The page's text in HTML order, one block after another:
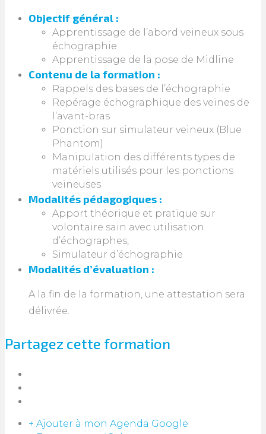
Objectif général :
Apprentissage de l’abord veineux sous
échographie
Apprentissage de la pose de Midline
Contenu de la formation :
Rappels des bases de l’échographie
Repérage échographique des veines de
l’avant-bras
Ponction sur simulateur veineux (Blue
Phantom)
Manipulation des différents types de
matériels utilisés pour les ponctions
veineuses
Modalités pédagogiques :
Apport théorique et pratique sur
volontaire sain avec utilisation
d’échographes,
Simulateur d’échographie
Modalités d’évaluation :
A la fin de la formation, une attestation sera
délivrée.
Partagez cette formation
+ Ajouter à mon Agenda Google